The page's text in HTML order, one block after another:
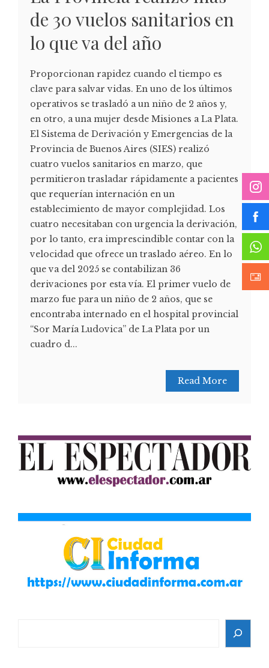
de 30 vuelos sanitarios en
lo que va del año
Proporcionan rapidez cuando el tiempo es
clave para salvar vidas. En uno de los últimos
operativos se trasladó a un niño de 2 años y,
en otro, a una mujer desde Misiones a La Plata.
El Sistema de Derivación y Emergencias de la
Provincia de Buenos Aires (SIES) realizó
cuatro vuelos sanitarios en marzo, que
permitieron trasladar rápidamente a pacientes
que requerían internación en un
establecimiento de mayor complejidad. Los
cuatro necesitaban con urgencia la derivación,
por lo tanto, era imprescindible contar con la
velocidad que ofrece un traslado aéreo. En lo
que va del 2025 se contabilizan 36
derivaciones por esta vía. El primer vuelo de
marzo fue para un niño de 2 años, que se
encontraba internado en el hospital provincial
“Sor María Ludovica” de La Plata por un
cuadro d...
Read More